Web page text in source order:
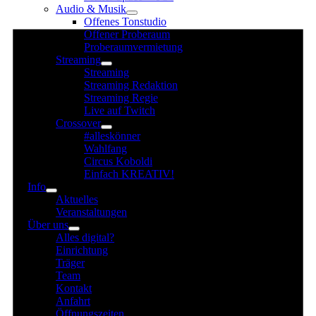
Audio & Musik
Offenes Tonstudio
Offener Proberaum
Proberaumvermietung
Streaming
Streaming
Streaming Redaktion
Streaming Regie
Live auf Twitch
Crossover
#alleskönner
Wahlfang
Circus Koboldi
Einfach KREATIV!
Info
Aktuelles
Veranstaltungen
Über uns
Alles digital?
Einrichtung
Träger
Team
Kontakt
Anfahrt
Öffnungszeiten
2.